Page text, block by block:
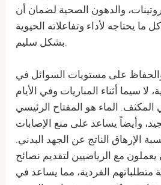
والدهون الصحية لضمان أن
يحتاجه لأداء وتفاعلاته الحيوية
بشكل سليم.
على مستويات السوائل في
سيما أثناء المباريات وفي الأيام
المكثف. الماء هو المفتاح الرئيسي
وأيضاً يساعد على منع الإصابات
الإرهاق الناتج عن الجهد البدني.
يعملون مع الرياضيين لتقديم نصائح
الفردية، مما يساعد في